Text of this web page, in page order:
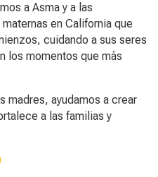
a Asma y a las
en California que
cuidando a sus seres
los momentos que más
madres, ayudamos a crear
a las familias y